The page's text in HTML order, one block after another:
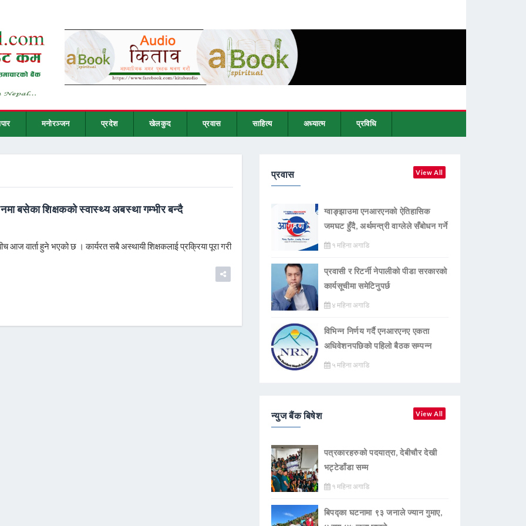
मनोरञ्जन प्रदेश खेलकुद प्रवास साहित्य अध्यात्म प्रविधि
बसेका शिक्षकको स्वास्थ्य अबस्था गम्भीर बन्दै
आज वार्ता हुने भएको छ । कार्यरत सबै अस्थायी शिक्षकलाई प्रक्रिया पूरा गरी
प्रवास View All
ग्वाङ्झाउमा एनआरएनको ऐतिहासिक
जमघट हुँदै, अर्थमन्त्री वाग्लेले सँबोधन गर्ने
१ महिना अगाडि
प्रवासी र रिटर्नी नेपालीको पीडा सरकारको
कार्यसूचीमा समेटिनुपर्छ
४ महिना अगाडि
विभिन्न निर्णय गर्दै एनआरएनए एकता
अधिवेशनपछिको पहिलो बैठक सम्पन्न
५ महिना अगाडि
न्युज बैंक बिषेश View All
पत्रकारहरुको पदयात्रा, देबीचौर देखी
भट्टेडाँडा सम्म
१ महिना अगाडि
बिपद्का घटनामा ९३ जनाले ज्यान गुमाए,